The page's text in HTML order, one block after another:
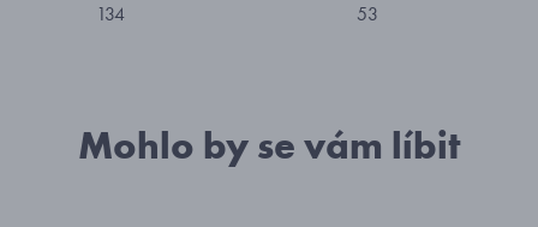
134 53
Mohlo by se vám líbit